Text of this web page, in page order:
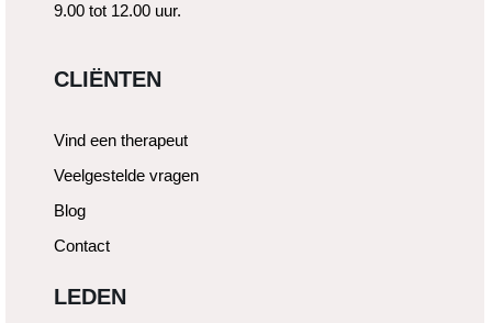
9.00 tot 12.00 uur.
CLIËNTEN
Vind een therapeut
Veelgestelde vragen
Blog
Contact
LEDEN